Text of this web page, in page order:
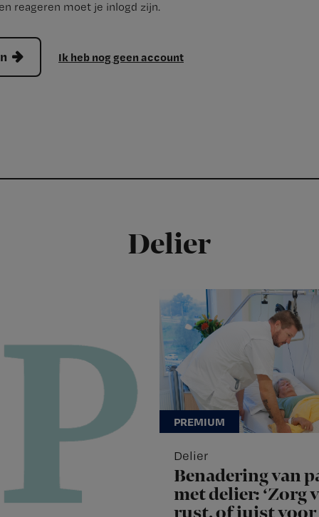
reageren moet je inlogd zijn.
Ik heb nog geen account
Delier
Delier
Benadering van
met delier: ‘Zorg